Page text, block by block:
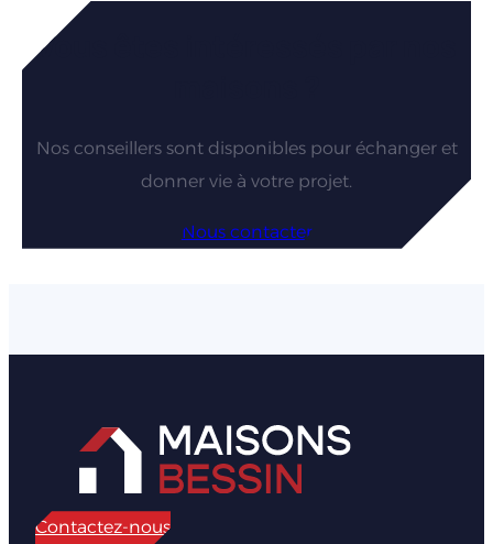
Vous êtes intéressés par nos
Nos conseillers sont disponibles pour échanger et
donner vie à votre projet.
Nous contacter
Contactez-nous